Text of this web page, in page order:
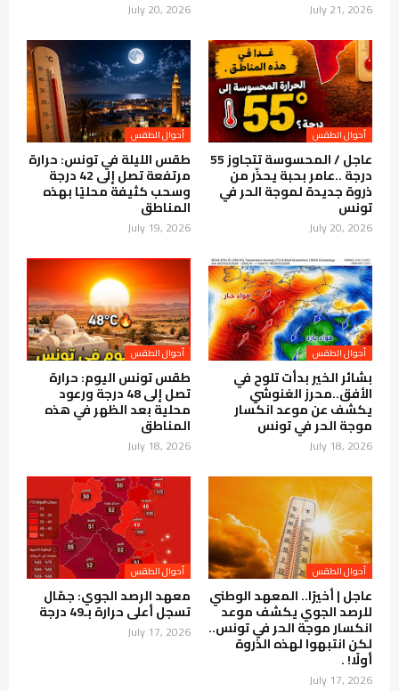
July 21, 2026
July 20, 2026
أحوال الطقس
عاجل / المحسوسة تتجاوز 55
درجة ..عامر بحبة يحذّر من
ذروة جديدة لموجة الحر في
تونس
July 20, 2026
أحوال الطقس
طقس الليلة في تونس: حرارة
مرتفعة تصل إلى 42 درجة
وسحب كثيفة محليًا بهذه
المناطق
July 19, 2026
أحوال الطقس
بشائر الخير بدأت تلوح في
الأفق..محرز الغنوشي
يكشف عن موعد انكسار
موجة الحر في تونس
July 18, 2026
أحوال الطقس
طقس تونس اليوم: حرارة
تصل إلى 48 درجة ورعود
محلية بعد الظهر في هذه
المناطق
July 18, 2026
أحوال الطقس
عاجل | أخيرًا.. المعهد الوطني
للرصد الجوي يكشف موعد
انكسار موجة الحر في تونس..
لكن انتبهوا لهذه الذروة
أولًا! .
July 17, 2026
أحوال الطقس
معهد الرصد الجوي: جمّال
تسجل أعلى حرارة بـ49 درجة
July 17, 2026